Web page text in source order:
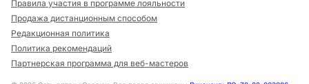
Правила участия в программе лояльности
Продажа дистанционным способом
Редакционная политика
Политика рекомендаций
Партнерская программа для веб-мастеров